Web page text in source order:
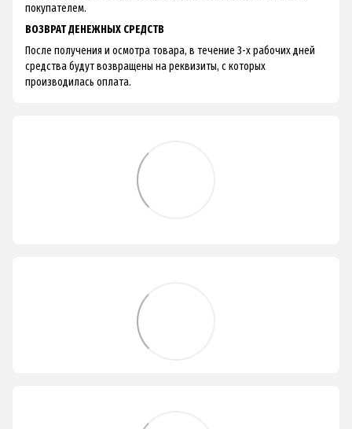
покупателем.
ВОЗВРАТ ДЕНЕЖНЫХ СРЕДСТВ
После получения и осмотра товара, в течение 3-х рабочих дней
средства будут возвращены на реквизиты, с которых
производилась оплата.